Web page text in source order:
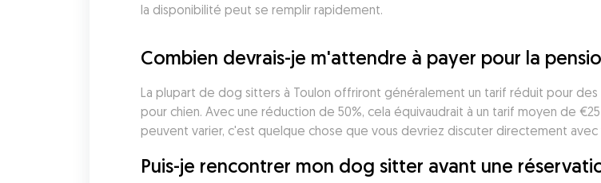
la disponibilité peut se remplir rapidement.
Combien devrais-je m'attendre à payer pour la
La plupart de dog sitters à Toulon offriront généralement un tarif réduit pour
pour chien. Avec une réduction de 50%, cela équivaudrait à un tarif moyen de
peuvent varier, c'est quelque chose que vous devriez discuter directement
Puis-je rencontrer mon dog sitter avant une